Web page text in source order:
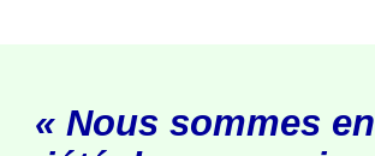
« Nous sommes